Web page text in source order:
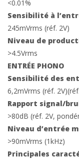
<0.01%
Sensibilité à
245mVrms (réf. 2V)
Niveau de
>4.5Vrms
ENTRÉE PHONO
Sensibilité des
6,2mVrms (réf.
Rapport signal/
>80dB (réf. 2V,
Niveau d’entrée
>90mVrms (1kHz)
Principales